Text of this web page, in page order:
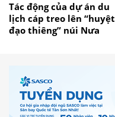
Tác động của dự án du
lịch cáp treo lên “huyệt
đạo thiêng” núi Nưa